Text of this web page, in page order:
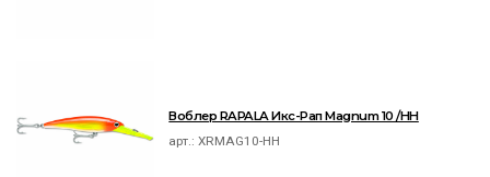
Воблер RAPALA Икс-Рап Magnum 10 /HH
арт.:XRMAG10-HH